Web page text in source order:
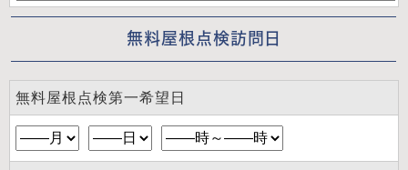
無料屋根点検訪問日
無料屋根点検第一希望日